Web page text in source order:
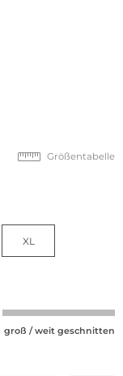
Größentabelle
XL
groß / weit geschnitten